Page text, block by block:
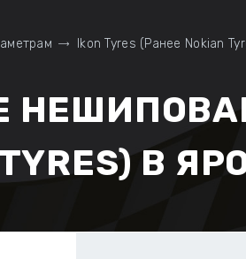
Ikon Tyres (Ранее Nokian
TYRES) В